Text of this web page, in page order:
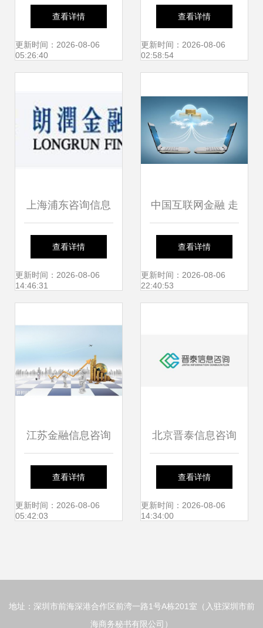
融信息服务贸易 现
状、挑战与未来趋
查看详情
更新时间：2026-08-06
05:26:40
询广州分公司 专业
金融信息咨询服务
查看详情
更新时间：2026-08-06
02:58:54
上海浦东咨询信息
梳理浦东咨询公司
排名与金融服务背
查看详情
更新时间：2026-08-06
14:46:31
中国互联网金融 走
在世界前列的信息
咨询创新与实践
查看详情
更新时间：2026-08-06
22:40:53
江苏金融信息咨询
公司快速办理指南
3天高效完成之路
查看详情
更新时间：2026-08-06
05:42:03
北京晋泰信息咨询
查看详情
更新时间：2026-08-06
14:34:00
地址：深圳市前海深港合作区前湾一路1号A栋201室（入驻深圳市前
海商务秘书有限公司）